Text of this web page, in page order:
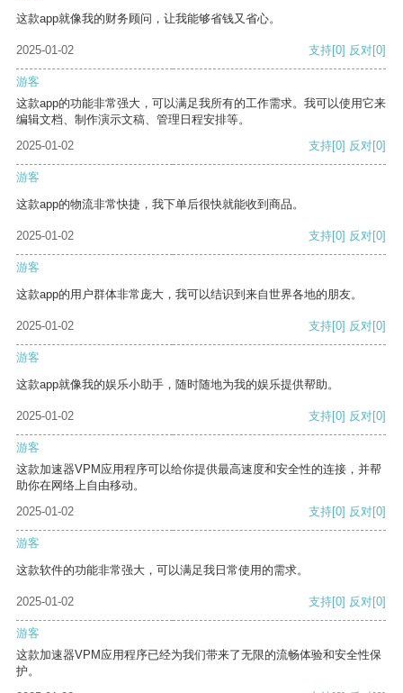
这款app就像我的财务顾问，让我能够省钱又省心。
2025-01-02 支持[0] 反对[0]
游客
这款app的功能非常强大，可以满足我所有的工作需求。我可以使用它来
编辑文档、制作演示文稿、管理日程安排等。
2025-01-02
支持[0] 反对[0]
游客
这款app的物流非常快捷，我下单后很快就能收到商品。
2025-01-02 支持[0] 反对[0]
游客
这款app的用户群体非常庞大，我可以结识到来自世界各地的朋友。
2025-01-02 支持[0] 反对[0]
游客
这款app就像我的娱乐小助手，随时随地为我的娱乐提供帮助。
2025-01-02 支持[0] 反对[0]
游客
这款加速器VPM应用程序可以给你提供最高速度和安全性的连接，并帮
助你在网络上自由移动。
2025-01-02
支持[0] 反对[0]
游客
这款软件的功能非常强大，可以满足我日常使用的需求。
2025-01-02 支持[0] 反对[0]
游客
这款加速器VPM应用程序已经为我们带来了无限的流畅体验和安全性保
护。